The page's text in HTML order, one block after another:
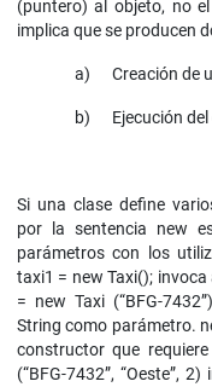
(puntero) al objeto, no
implica que se producen
a) Creación de
b) Ejecución del
Si una clase define
por la sentencia new
parámetros con los
taxi1 = new Taxi();
= new Taxi (“BFG-
String como parámetro.
constructor que
(“BFG-7432”, “Oeste”,